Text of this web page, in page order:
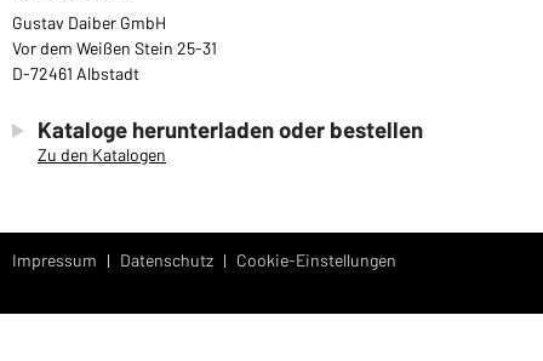
Gustav Daiber GmbH
Vor dem Weißen Stein 25-31
D-72461 Albstadt
Kataloge herunterladen oder bestellen
Zu den Katalogen
Impressum Datenschutz Cookie-Einstellungen